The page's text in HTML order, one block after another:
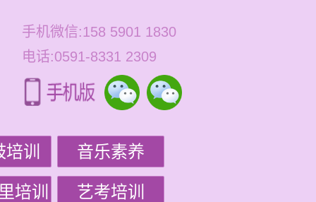
手机微信:158 5901 1830
电话:0591-8331 2309
训 音乐素养
培训 艺考培训